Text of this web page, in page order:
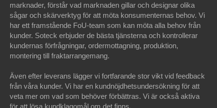
marknader, förstår vad marknaden gillar och designar olika
sågar och skärverktyg för att möta konsumenternas behov. Vi
har ett framstående FoU-team som kan möta alla behov från
kunder. Soteck erbjuder de bästa tjänsterna och kontrollerar
kundernas förfrågningar, ordermottagning, produktion,
montering till fraktarrangemang.
Även efter leverans lägger vi fortfarande stor vikt vid feedback
från våra kunder. Vi har en kundnöjdhetsundersökning för att
veta mer om vad som behöver förbättras. Vi är också aktiva
för att lösa kundklagomål om det finns.